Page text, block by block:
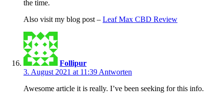
the time.
Also visit my blog post – Leaf Max CBD Review
Follipur
3. August 2021 at 11:39 Antworten
Awesome article it is really. I’ve been seeking for this info.